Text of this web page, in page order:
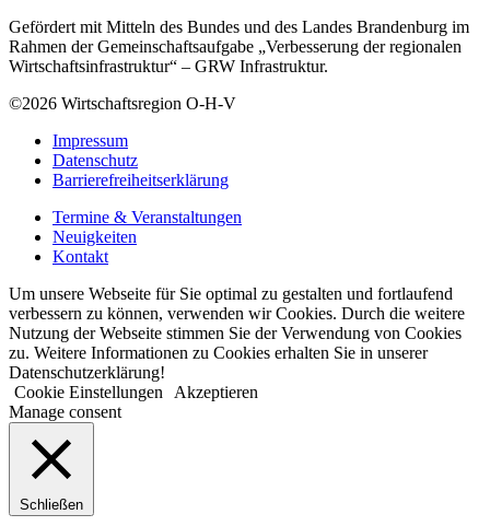
Gefördert mit Mitteln des Bundes und des Landes Brandenburg im
Rahmen der Gemeinschaftsaufgabe „Verbesserung der regionalen
Wirtschaftsinfrastruktur“ – GRW Infrastruktur.
©2026 Wirtschaftsregion O-H-V
Impressum
Datenschutz
Barrierefreiheitserklärung
Termine & Veranstaltungen
Neuigkeiten
Kontakt
Um unsere Webseite für Sie optimal zu gestalten und fortlaufend
verbessern zu können, verwenden wir Cookies. Durch die weitere
Nutzung der Webseite stimmen Sie der Verwendung von Cookies
zu. Weitere Informationen zu Cookies erhalten Sie in unserer
Datenschutzerklärung!
Cookie Einstellungen
Akzeptieren
Manage consent
Schließen